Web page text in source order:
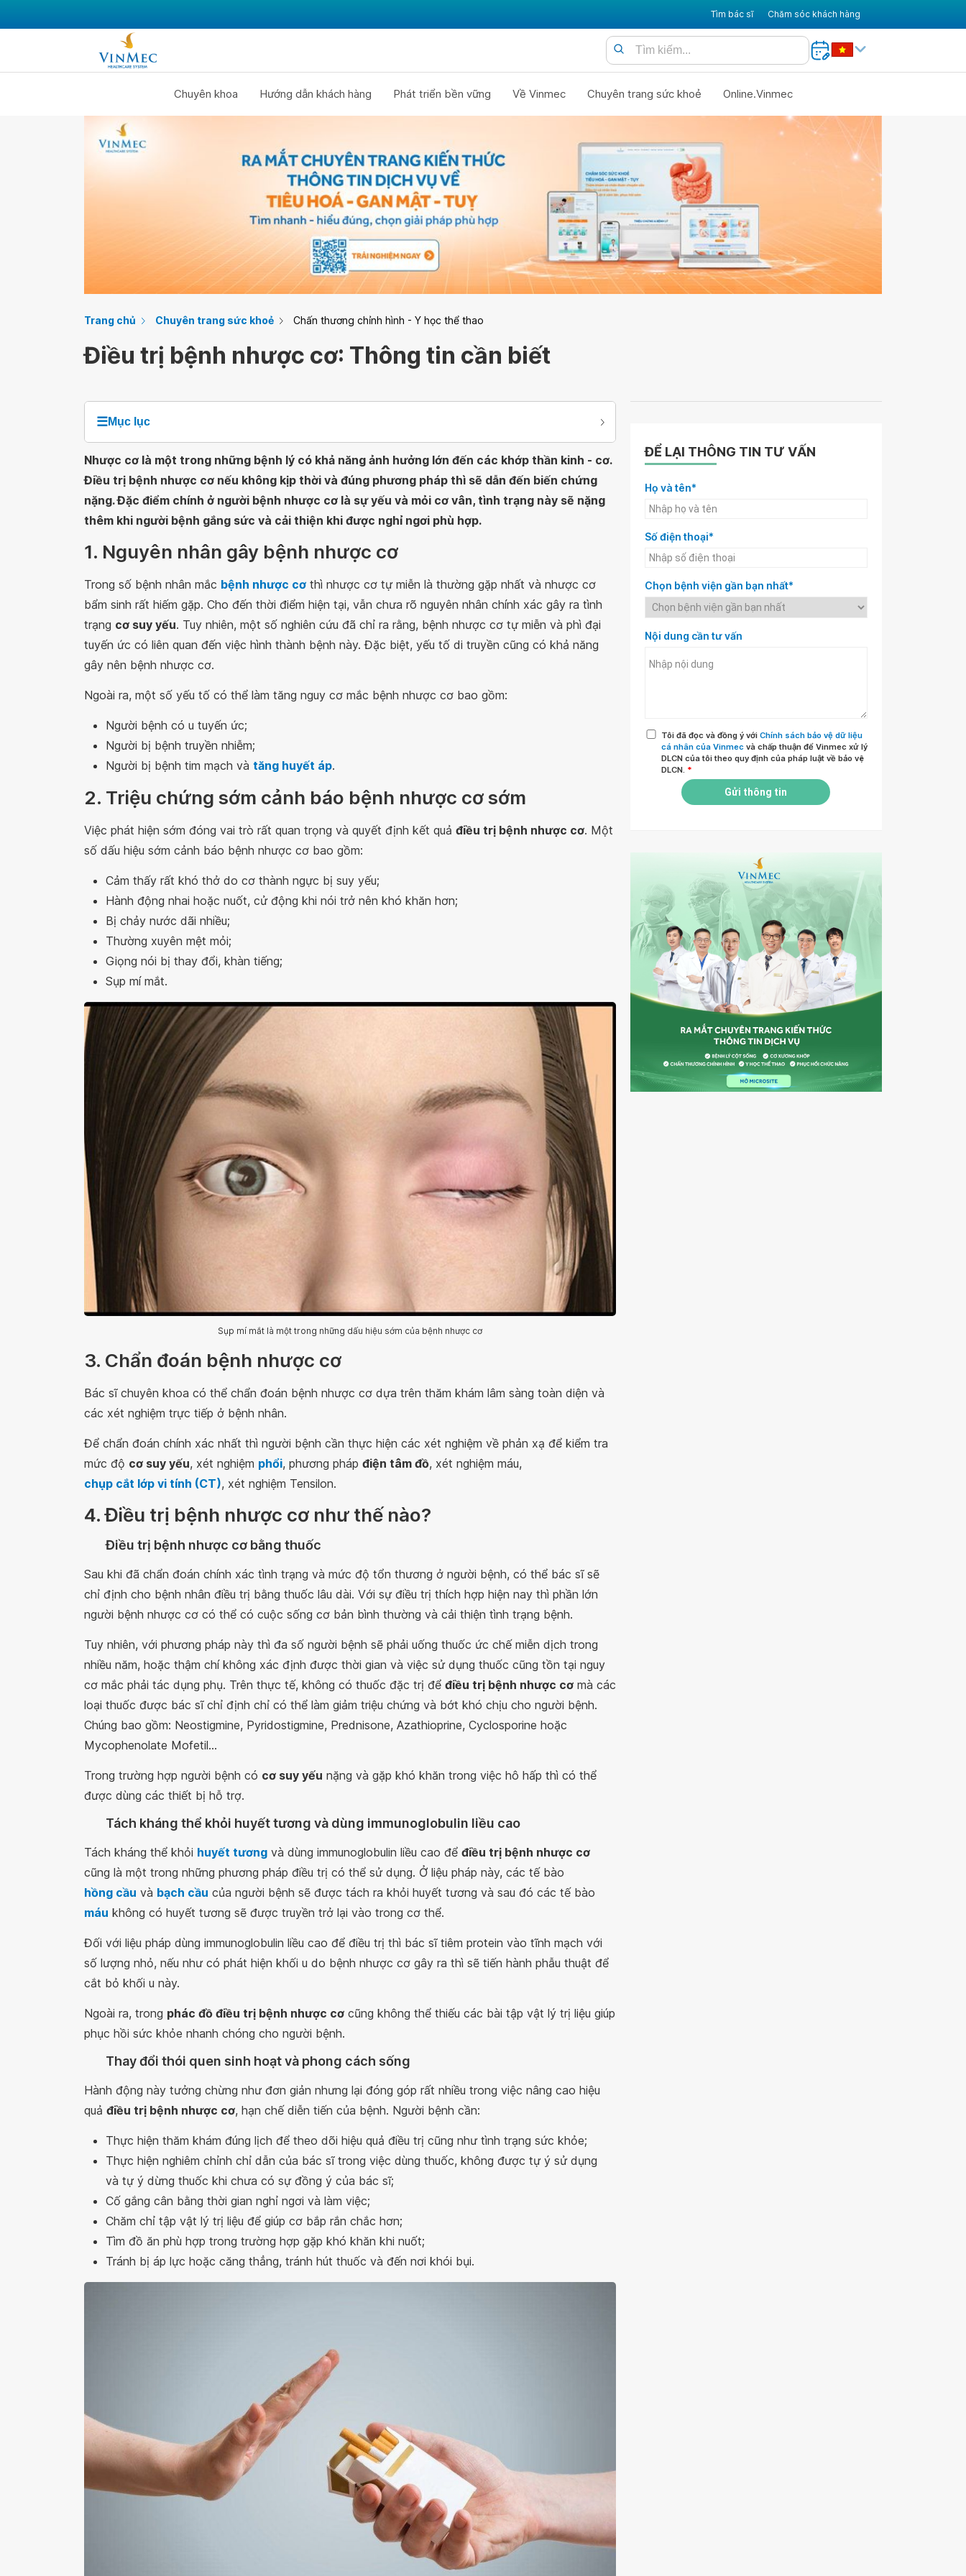
Tìm bác sĩ Chăm sóc khách hàng
Chuyên khoa Hướng dẫn khách hàng Phát triển bền vững Về Vinmec Chuyên trang sức khoẻ Online.Vinmec
Trang chủ Chuyên trang sức khoẻ Chấn thương chỉnh hình - Y học thể thao
Điều trị bệnh nhược cơ: Thông tin cần biết
☰Mục lục
Nhược cơ là một trong những bệnh lý có khả năng ảnh hưởng lớn đến các khớp thần kinh - cơ.
Điều trị bệnh nhược cơ nếu không kịp thời và đúng phương pháp thì sẽ dẫn đến biến chứng
nặng. Đặc điểm chính ở người bệnh nhược cơ là sự yếu và mỏi cơ vân, tình trạng này sẽ nặng
thêm khi người bệnh gắng sức và cải thiện khi được nghỉ ngơi phù hợp.
1. Nguyên nhân gây bệnh nhược cơ
Trong số bệnh nhân mắc bệnh nhược cơ thì nhược cơ tự miễn là thường gặp nhất và nhược cơ
bẩm sinh rất hiếm gặp. Cho đến thời điểm hiện tại, vẫn chưa rõ nguyên nhân chính xác gây ra tình
trạng cơ suy yếu. Tuy nhiên, một số nghiên cứu đã chỉ ra rằng, bệnh nhược cơ tự miễn và phì đại
tuyến ức có liên quan đến việc hình thành bệnh này. Đặc biệt, yếu tố di truyền cũng có khả năng
gây nên bệnh nhược cơ.
Ngoài ra, một số yếu tố có thể làm tăng nguy cơ mắc bệnh nhược cơ bao gồm:
Người bệnh có u tuyến ức;
Người bị bệnh truyền nhiễm;
Người bị bệnh tim mạch và tăng huyết áp.
2. Triệu chứng sớm cảnh báo bệnh nhược cơ sớm
Việc phát hiện sớm đóng vai trò rất quan trọng và quyết định kết quả điều trị bệnh nhược cơ. Một
số dấu hiệu sớm cảnh báo bệnh nhược cơ bao gồm:
Cảm thấy rất khó thở do cơ thành ngực bị suy yếu;
Hành động nhai hoặc nuốt, cử động khi nói trở nên khó khăn hơn;
Bị chảy nước dãi nhiều;
Thường xuyên mệt mỏi;
Giọng nói bị thay đổi, khàn tiếng;
Sụp mí mắt.
Sụp mí mắt là một trong những dấu hiệu sớm của bệnh nhược cơ
3. Chẩn đoán bệnh nhược cơ
Bác sĩ chuyên khoa có thể chẩn đoán bệnh nhược cơ dựa trên thăm khám lâm sàng toàn diện và
các xét nghiệm trực tiếp ở bệnh nhân.
Để chẩn đoán chính xác nhất thì người bệnh cần thực hiện các xét nghiệm về phản xạ để kiểm tra
mức độ cơ suy yếu, xét nghiệm phổi, phương pháp điện tâm đồ, xét nghiệm máu,
chụp cắt lớp vi tính (CT), xét nghiệm Tensilon.
4. Điều trị bệnh nhược cơ như thế nào?
Điều trị bệnh nhược cơ bằng thuốc
Sau khi đã chẩn đoán chính xác tình trạng và mức độ tổn thương ở người bệnh, có thể bác sĩ sẽ
chỉ định cho bệnh nhân điều trị bằng thuốc lâu dài. Với sự điều trị thích hợp hiện nay thì phần lớn
người bệnh nhược cơ có thể có cuộc sống cơ bản bình thường và cải thiện tình trạng bệnh.
Tuy nhiên, với phương pháp này thì đa số người bệnh sẽ phải uống thuốc ức chế miễn dịch trong
nhiều năm, hoặc thậm chí không xác định được thời gian và việc sử dụng thuốc cũng tồn tại nguy
cơ mắc phải tác dụng phụ. Trên thực tế, không có thuốc đặc trị để điều trị bệnh nhược cơ mà các
loại thuốc được bác sĩ chỉ định chỉ có thể làm giảm triệu chứng và bớt khó chịu cho người bệnh.
Chúng bao gồm: Neostigmine, Pyridostigmine, Prednisone, Azathioprine, Cyclosporine hoặc
Mycophenolate Mofetil...
Trong trường hợp người bệnh có cơ suy yếu nặng và gặp khó khăn trong việc hô hấp thì có thể
được dùng các thiết bị hỗ trợ.
Tách kháng thể khỏi huyết tương và dùng immunoglobulin liều cao
Tách kháng thể khỏi huyết tương và dùng immunoglobulin liều cao để điều trị bệnh nhược cơ
cũng là một trong những phương pháp điều trị có thể sử dụng. Ở liệu pháp này, các tế bào
hồng cầu và bạch cầu của người bệnh sẽ được tách ra khỏi huyết tương và sau đó các tế bào
máu không có huyết tương sẽ được truyền trở lại vào trong cơ thể.
Đối với liệu pháp dùng immunoglobulin liều cao để điều trị thì bác sĩ tiêm protein vào tĩnh mạch với
số lượng nhỏ, nếu như có phát hiện khối u do bệnh nhược cơ gây ra thì sẽ tiến hành phẫu thuật để
cắt bỏ khối u này.
Ngoài ra, trong phác đồ điều trị bệnh nhược cơ cũng không thể thiếu các bài tập vật lý trị liệu giúp
phục hồi sức khỏe nhanh chóng cho người bệnh.
Thay đổi thói quen sinh hoạt và phong cách sống
Hành động này tưởng chừng như đơn giản nhưng lại đóng góp rất nhiều trong việc nâng cao hiệu
quả điều trị bệnh nhược cơ, hạn chế diễn tiến của bệnh. Người bệnh cần:
Thực hiện thăm khám đúng lịch để theo dõi hiệu quả điều trị cũng như tình trạng sức khỏe;
Thực hiện nghiêm chỉnh chỉ dẫn của bác sĩ trong việc dùng thuốc, không được tự ý sử dụng
và tự ý dừng thuốc khi chưa có sự đồng ý của bác sĩ;
Cố gắng cân bằng thời gian nghỉ ngơi và làm việc;
Chăm chỉ tập vật lý trị liệu để giúp cơ bắp rắn chắc hơn;
Tìm đồ ăn phù hợp trong trường hợp gặp khó khăn khi nuốt;
Tránh bị áp lực hoặc căng thẳng, tránh hút thuốc và đến nơi khói bụi.
ĐỂ LẠI THÔNG TIN TƯ VẤN
Họ và tên*
Số điện thoại*
Chọn bệnh viện gần bạn nhất*
Nội dung cần tư vấn
Tôi đã đọc và đồng ý với Chính sách bảo vệ dữ liệu
cá nhân của Vinmec và chấp thuận để Vinmec xử lý
DLCN của tôi theo quy định của pháp luật về bảo vệ
DLCN. *
Gửi thông tin